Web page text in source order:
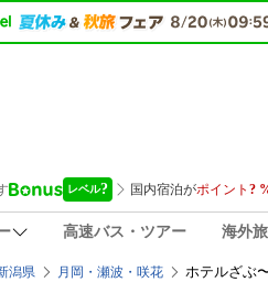
高速バス・ツアー 海外
潟県 月岡・瀬波・咲花 ホテルざぶ